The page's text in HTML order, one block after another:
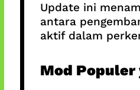
Update ini
antara
aktif dalam
Mod Populer